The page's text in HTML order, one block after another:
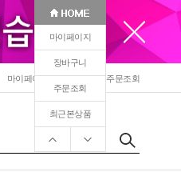
마이페이지
장바구니
주문조회
최근본상품
마이페이지 장바구니 주문조회